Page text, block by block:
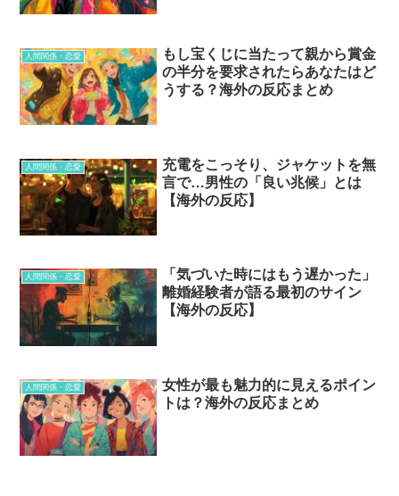
人間関係・恋愛
もし宝くじに当たって親から賞金
の半分を要求されたらあなたはど
うする？海外の反応まとめ
人間関係・恋愛
充電をこっそり、ジャケットを無
言で…男性の「良い兆候」とは
【海外の反応】
人間関係・恋愛
「気づいた時にはもう遅かった」
離婚経験者が語る最初のサイン
【海外の反応】
人間関係・恋愛
女性が最も魅力的に見えるポイン
トは？海外の反応まとめ